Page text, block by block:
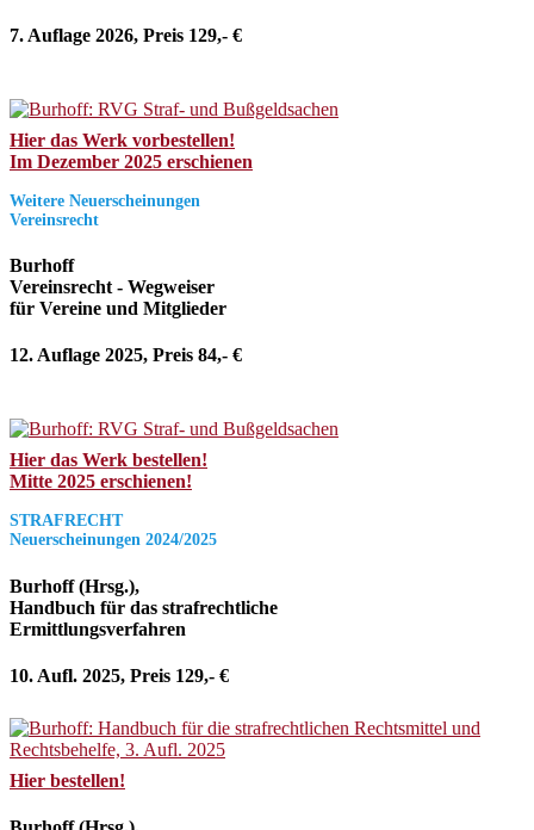
7. Auflage 2026, Preis 129,- €
Hier das Werk vorbestellen!
Im Dezember 2025 erschienen
Weitere Neuerscheinungen
Vereinsrecht
Burhoff
Vereinsrecht - Wegweiser
für Vereine und Mitglieder
12. Auflage 2025, Preis 84,- €
Hier das Werk bestellen!
Mitte 2025 erschienen!
STRAFRECHT
Neuerscheinungen 2024/2025
Burhoff (Hrsg.),
Handbuch für das strafrechtliche
Ermittlungsverfahren
10. Aufl. 2025, Preis 129,- €
Hier bestellen!